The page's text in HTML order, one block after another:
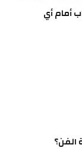
أمام أي
الفن؟